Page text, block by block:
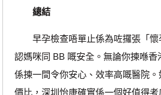
總結
早孕檢查唔單止係為咗攞張「懷
認媽咪同 BB 嘅安全。無論你揀喺
係揀一間令你安心、效率高嘅醫院
價比，深圳怡康確實係一個好值得考